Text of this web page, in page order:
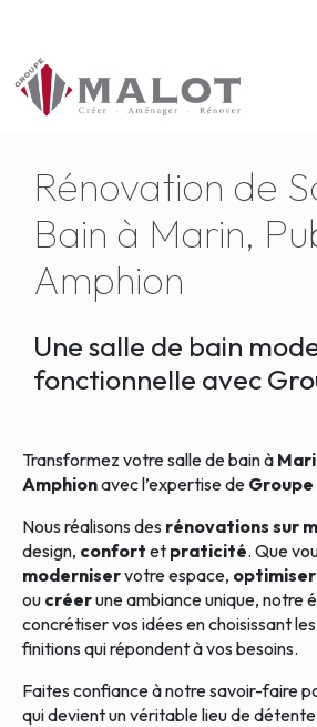
Rénovation de
Bain à Marin,
Amphion
Une salle de bain
fonctionnelle avec
Transformez votre salle de bain à
Amphionavec l’expertise de
Nous réalisons des rénovations sur
design, confort et praticité. Que
moderniservotre espace, optimiser
ou créerune ambiance unique, notre
concrétiser vos idées en choisissant
finitions qui répondent à vos besoins.
Faites confiance à notre savoir-faire
qui devient un véritable lieu de